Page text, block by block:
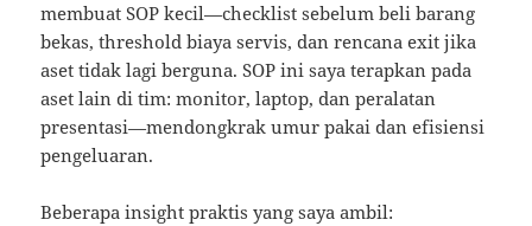
membuat SOP kecil—checklist sebelum beli barang
bekas, threshold biaya servis, dan rencana exit jika
aset tidak lagi berguna. SOP ini saya terapkan pada
aset lain di tim: monitor, laptop, dan peralatan
presentasi—mendongkrak umur pakai dan efisiensi
pengeluaran.
Beberapa insight praktis yang saya ambil: